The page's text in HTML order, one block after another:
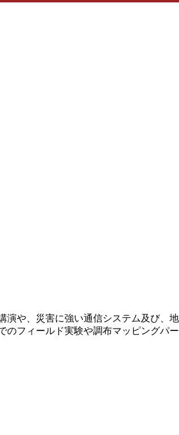
演や、災害に強い通信システム及び、地
のフィールド実験や調布マッピングパー